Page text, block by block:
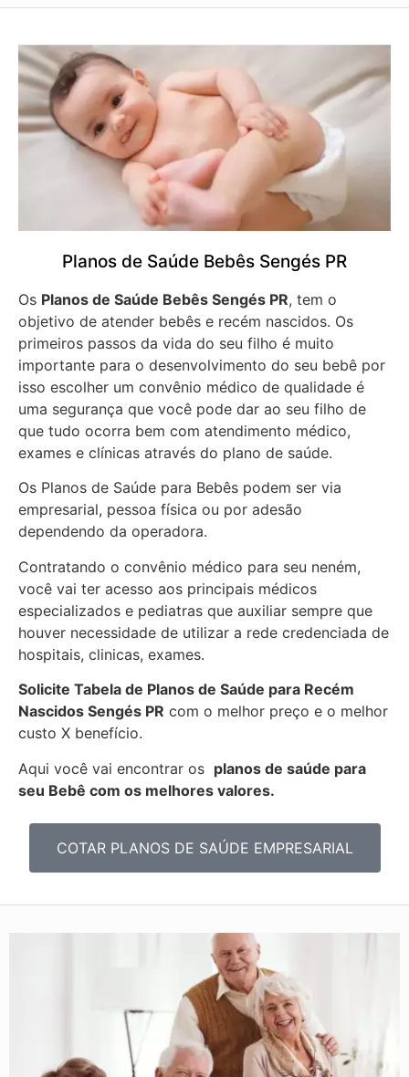
Planos de Saúde Bebês Sengés PR
Os Planos de Saúde Bebês Sengés PR, tem o
objetivo de atender bebês e recém nascidos. Os
primeiros passos da vida do seu filho é muito
importante para o desenvolvimento do seu bebê por
isso escolher um convênio médico de qualidade é
uma segurança que você pode dar ao seu filho de
que tudo ocorra bem com atendimento médico,
exames e clínicas através do plano de saúde.
Os Planos de Saúde para Bebês podem ser via
empresarial, pessoa física ou por adesão
dependendo da operadora.
Contratando o convênio médico para seu neném,
você vai ter acesso aos principais médicos
especializados e pediatras que auxiliar sempre que
houver necessidade de utilizar a rede credenciada de
hospitais, clinicas, exames.
Solicite Tabela de Planos de Saúde para Recém
Nascidos Sengés PR com o melhor preço e o melhor
custo X benefício.
Aqui você vai encontrar os planos de saúde para
seu Bebê com os melhores valores.
COTAR PLANOS DE SAÚDE EMPRESARIAL